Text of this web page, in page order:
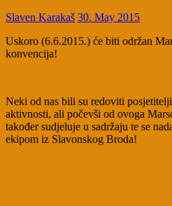
Slaven Karakaš 30. May 2015
Uskoro (6.6.2015.) će biti održan
konvencija!
Neki od nas bili su redoviti
aktivnosti, ali počevši od ovoga
također sudjeluje u sadržaju te se
ekipom iz Slavonskog Broda!